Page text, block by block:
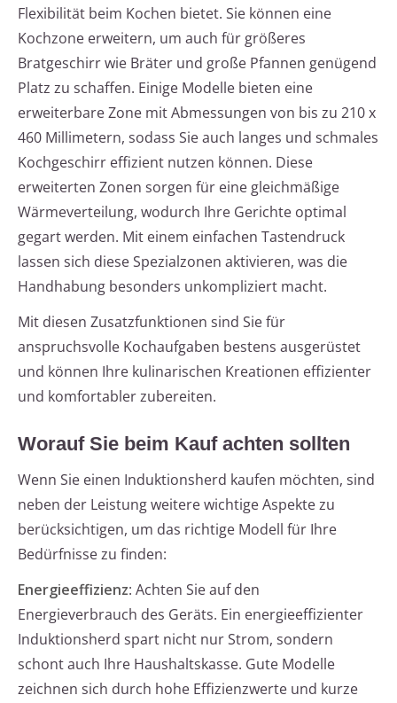
Flexibilität beim Kochen bietet. Sie können eine
Kochzone erweitern, um auch für größeres
Bratgeschirr wie Bräter und große Pfannen genügend
Platz zu schaffen. Einige Modelle bieten eine
erweiterbare Zone mit Abmessungen von bis zu 210 x
460 Millimetern, sodass Sie auch langes und schmales
Kochgeschirr effizient nutzen können. Diese
erweiterten Zonen sorgen für eine gleichmäßige
Wärmeverteilung, wodurch Ihre Gerichte optimal
gegart werden. Mit einem einfachen Tastendruck
lassen sich diese Spezialzonen aktivieren, was die
Handhabung besonders unkompliziert macht.
Mit diesen Zusatzfunktionen sind Sie für
anspruchsvolle Kochaufgaben bestens ausgerüstet
und können Ihre kulinarischen Kreationen effizienter
und komfortabler zubereiten.
Worauf Sie beim Kauf achten sollten
Wenn Sie einen Induktionsherd kaufen möchten, sind
neben der Leistung weitere wichtige Aspekte zu
berücksichtigen, um das richtige Modell für Ihre
Bedürfnisse zu finden:
Energieeffizienz: Achten Sie auf den
Energieverbrauch des Geräts. Ein energieeffizienter
Induktionsherd spart nicht nur Strom, sondern
schont auch Ihre Haushaltskasse. Gute Modelle
zeichnen sich durch hohe Effizienzwerte und kurze